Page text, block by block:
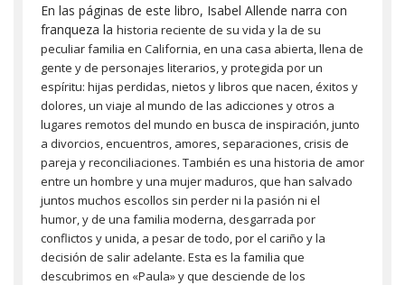
En las páginas de este libro, Isabel Allende narra con
franqueza la historia reciente de su vida y la de su
peculiar familia en California,en una casa abierta, llena de
gente y de personajes literarios, yprotegida por un
espíritu: hijas perdidas, nietos y libros que nacen,éxitos y
dolores, un viaje al mundo de las adicciones y otros a
lugares remotos del mundo en busca de inspiración, junto
a divorcios,encuentros, amores, separaciones, crisis de
pareja y reconciliaciones. También es una historia de amor
entre un hombre y una mujer maduros, que han salvado
juntos muchos escollos sin perder ni la pasión ni el
humor,y de una familia moderna, desgarrada por
conflictos y unida, a pesar de todo, por el cariño y la
decisión de salir adelante. Esta es la familia que
descubrimos en «Paula» y que desciende de los